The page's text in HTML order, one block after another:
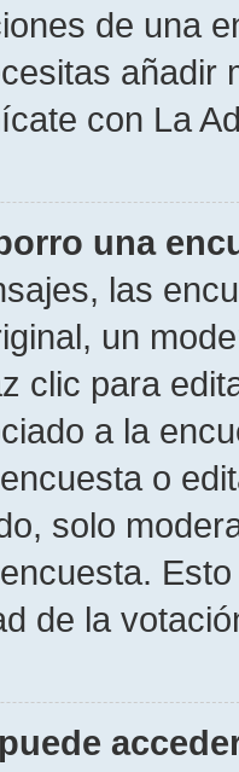
de una
añadir
con La
una
las
un
clic para
a la
o
solo
de la